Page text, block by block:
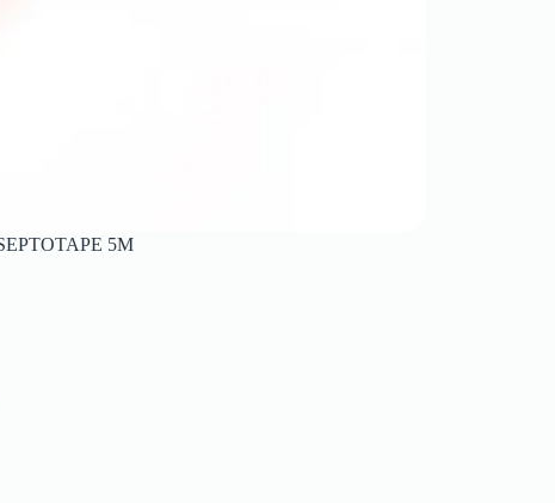
5M